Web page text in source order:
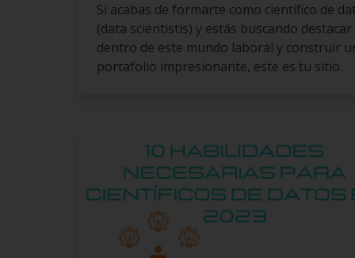
Si acabas de formarte como científico de
(data scientistis) y estás buscando destacar
dentro de este mundo laboral y construir
portafolio impresionante, este es tu sitio.